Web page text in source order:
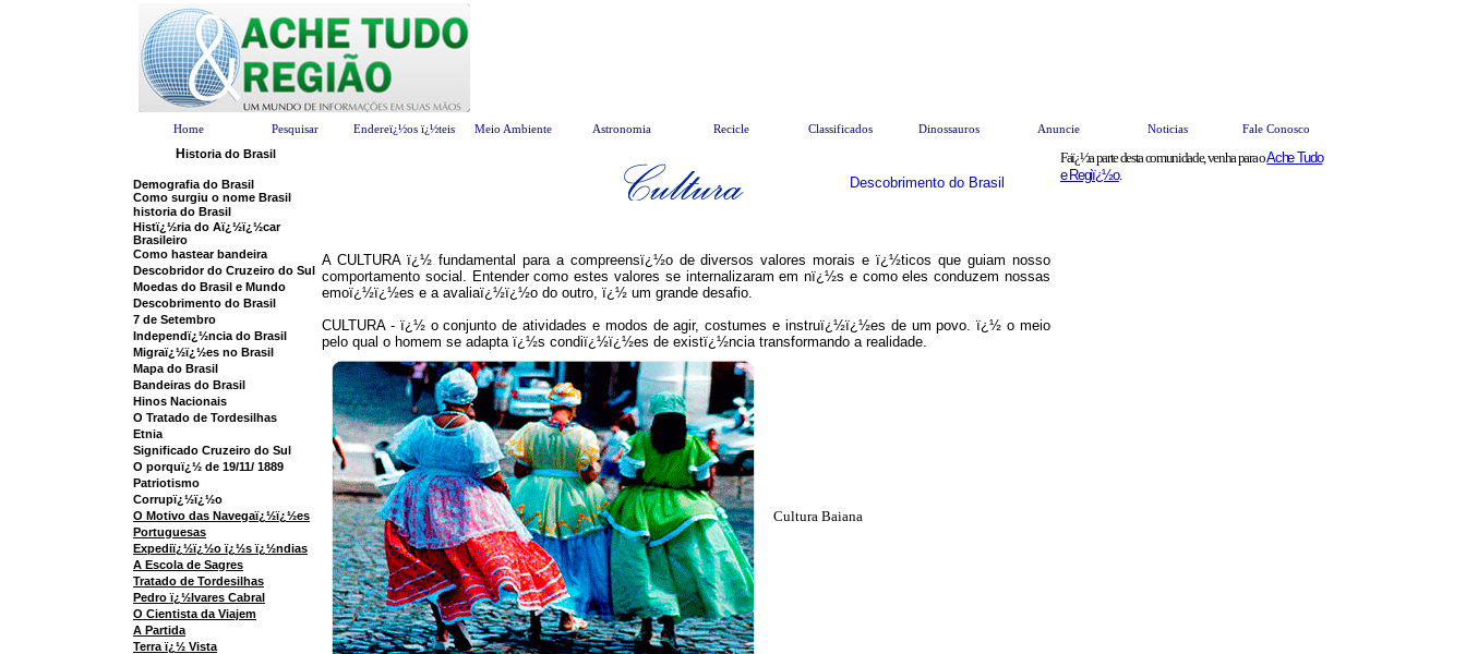
Home Pesquisar Endereï¿½os ï¿½teis Meio Ambiente Astronomia Recicle Classificados Dinossauros Anuncie Noticias Fale Conosco
Historia do Brasil
Demografia do Brasil
Como surgiu o nome Brasil
historia do Brasil
Histï¿½ria do Aï¿½ï¿½car
Brasileiro
Como hastear bandeira
Descobridor do Cruzeiro do Sul
Moedas do Brasil e Mundo
Descobrimento do Brasil
7 de Setembro
Independï¿½ncia do Brasil
Migraï¿½ï¿½es no Brasil
Mapa do Brasil
Bandeiras do Brasil
Hinos Nacionais
O Tratado de Tordesilhas
Etnia
Significado Cruzeiro do Sul
O porquï¿½ de 19/11/ 1889
Patriotismo
Corrupï¿½ï¿½o
O Motivo das Navegaï¿½ï¿½es
Portuguesas
Expediï¿½ï¿½o ï¿½s ï¿½ndias
A Escola de Sagres
Tratado de Tordesilhas
Pedro ï¿½lvares Cabral
O Cientista da Viajem
A Partida
Terra ï¿½ Vista
Descobrimento do Brasil
A CULTURA ï¿½ fundamental para a compreensï¿½o de diversos valores morais e ï¿½ticos que guiam nosso
comportamento social. Entender como estes valores se internalizaram em nï¿½s e como eles conduzem nossas
emoï¿½ï¿½es e a avaliaï¿½ï¿½o do outro, ï¿½ um grande desafio.
CULTURA - ï¿½ o conjunto de atividades e modos de agir, costumes e instruï¿½ï¿½es de um povo. ï¿½ o meio
pelo qual o homem se adapta ï¿½s condiï¿½ï¿½es de existï¿½ncia transformando a realidade.
Cultura Baiana
Faï¿½a parte desta comunidade, venha para oAche Tudo
e Regiï¿½o.